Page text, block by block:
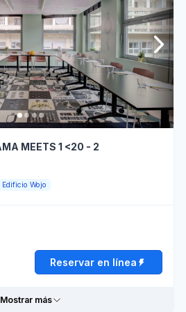
08:30 - 12:00 12:00 - 18:30
08:30 - 12:00 12:00 - 18:00
Cerrado
Cerrado
Ambiente
para la
colaboración
Lumière
naturelle
08:30 - 12:00 12:00 - 18:30
08:30 - 12:00
MEETS 1 <20 - 2
Edificio Wojo
Reservar en línea
Mostrar más